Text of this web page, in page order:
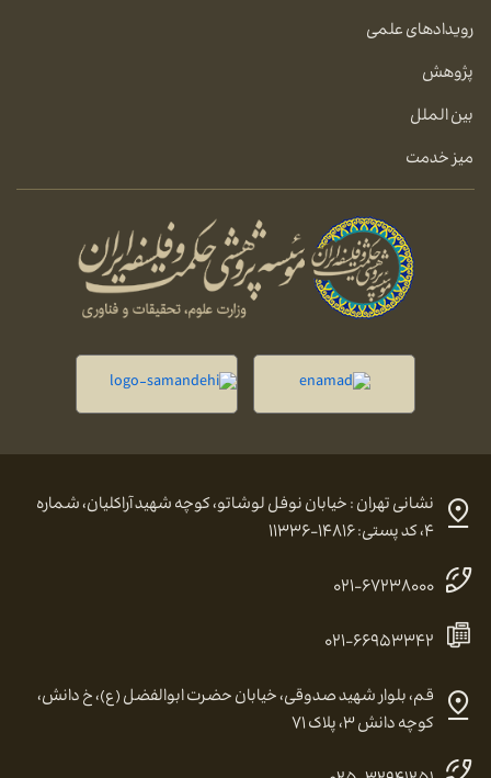
رویدادهای علمی
پژوهش
بین الملل
میز خدمت
نشانی تهران : خیابان نوفل لوشاتو، کوچه شهید آراکلیان، شماره
۴، کد پستی: ۱۴۸۱۶-۱۱۳۳۶
۰۲۱-۶۷۲۳۸۰۰۰
۰۲۱-۶۶۹۵۳۳۴۲
قم، بلوار شهید صدوقی، خیابان حضرت ابوالفضل (ع)، خ دانش،
کوچه دانش ۳، پلاک ۷۱